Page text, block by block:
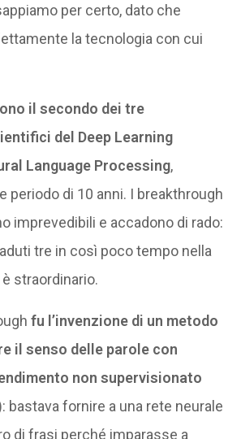
per certo, dato che
la tecnologia con cui
il secondo dei tre
del Deep Learning
Language Processing,
periodo di 10 anni. I breakthrough
imprevedibili e accadono di rado:
tre in così poco tempo nella
straordinario.
fu l’invenzione di un metodo
il senso delle parole con
non supervisionato
bastava fornire a una rete neurale
di frasi perché imparasse a